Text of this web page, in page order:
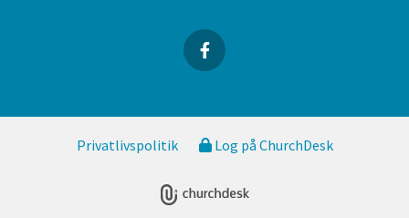
Privatlivspolitik Log på ChurchDesk